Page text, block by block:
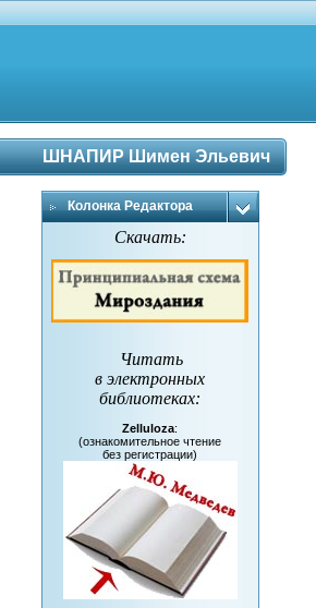
ШНАПИР Шимен Эльевич
Колонка Редактора
Скачать:
Читать
в электронных
библиотеках:
Zelluloza:
(ознакомительное чтение
без регистрации)